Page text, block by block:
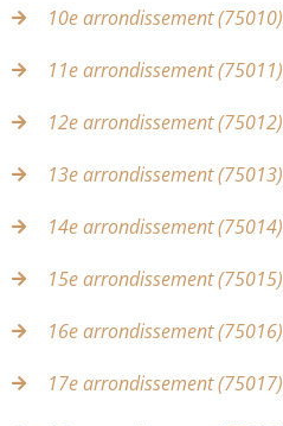
10e arrondissement (75010)
11e arrondissement (75011)
12e arrondissement (75012)
13e arrondissement (75013)
14e arrondissement (75014)
15e arrondissement (75015)
16e arrondissement (75016)
17e arrondissement (75017)